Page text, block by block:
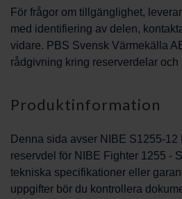
För frågor om tillgänglighet,
med identifiering av delen,
vidare. PBS Svensk Värmekälla
rådgivning kring reserverdelar och
Produktinformation
Denna sida avser NIBE S1255-12
reservdel för NIBE Fighter 1255 -
tekniska specifikationer eller
uppgifter bör du kontrollera